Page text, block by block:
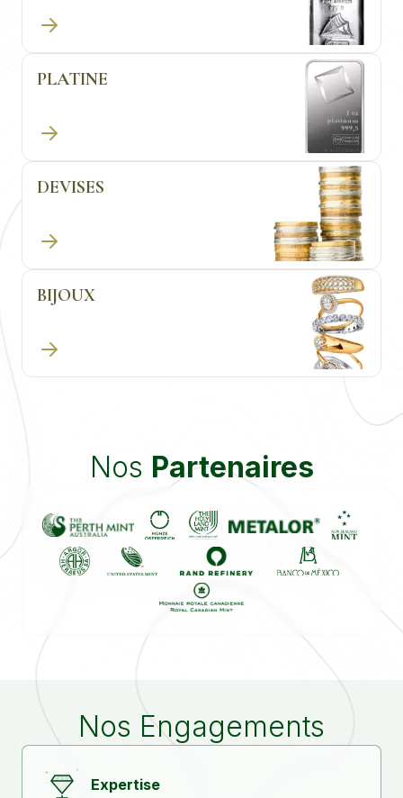
PLATINE
DEVISES
BIJOUX
Nos Partenaires
Nos Engagements
Expertise